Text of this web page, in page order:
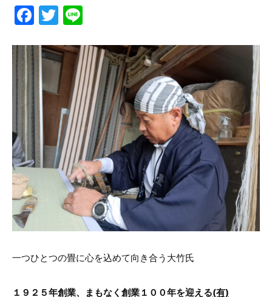
F
a
c
e
b
o
o
k
T
w
itt
er
e
一つひとつの畳に心を込めて向き合う大竹氏
１９２５年創業、まもなく創業１００年を迎える(有)